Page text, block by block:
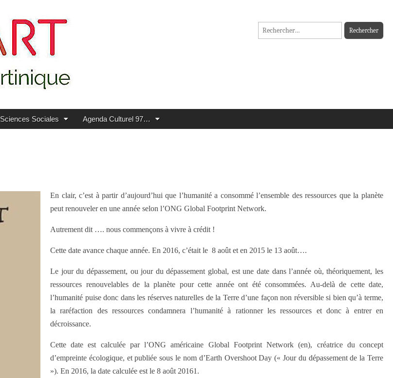
Rechercher :
Sciences Sociales Agenda Culturel 97…
En clair, c’est à partir d’aujourd’hui que l’humanité a consommé l’ensemble des ressources que la planète
peut renouveler en une année selon l’ONG Global Footprint Network.
Autrement dit …. nous commençons à vivre à crédit !
Cette date avance chaque année. En 2016, c’était le 8 août et en 2015 le 13 août….
Le jour du dépassement, ou jour du dépassement global, est une date dans l’année où, théoriquement, les
ressources renouvelables de la planète pour cette année ont été consommées. Au-delà de cette date,
l’humanité puise donc dans les réserves naturelles de la Terre d’une façon non réversible si bien qu’à terme,
la raréfaction des ressources condamnera l’humanité à rationner les ressources et donc à entrer en
décroissance.
Cette date est calculée par l’ONG américaine Global Footprint Network (en), créatrice du concept
d’empreinte écologique, et publiée sous le nom d’Earth Overshoot Day (« Jour du dépassement de la Terre
»). En 2016, la date calculée est le 8 août 20161.